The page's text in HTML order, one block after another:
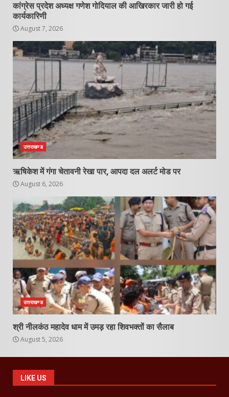
कांग्रेस प्रदेश अध्यक्ष गणेश गोदियाल की आखिरकार जारी हो गई
कार्यकारिणी
August 7, 2026
उत्तराखण्ड
ऋषिकेश में गंगा चेतावनी रेखा पार, आपदा दल अलर्ट मोड पर
August 6, 2026
उत्तराखण्ड
श्री नीलकंठ महादेव धाम में उमड़ रहा शिवभक्तों का सैलाब
August 5, 2026
LIKE US